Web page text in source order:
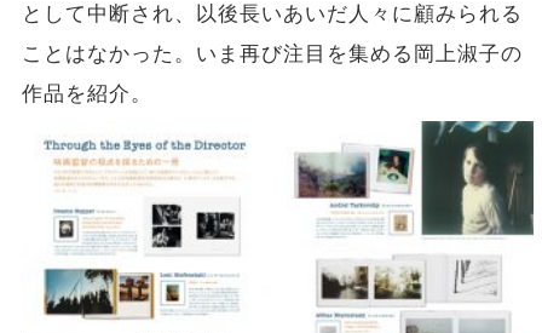
として中断され、以後長いあいだ人々に顧みられる
ことはなかった。いま再び注目を集める岡上淑子の
作品を紹介。